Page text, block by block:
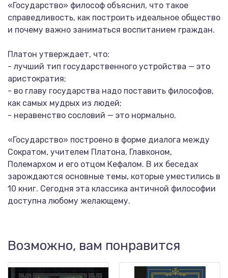
«Государство» философ объяснил, что такое
справедливость, как построить идеальное общество
и почему важно заниматься воспитанием граждан.
Платон утверждает, что:
- лучший тип государственного устройства — это
аристократия;
- во главу государства надо поставить философов,
как самых мудрых из людей;
- неравенство сословий — это нормально.
«Государство» построено в форме диалога между
Сократом, учителем Платона, Главконом,
Полемархом и его отцом Кефалом. В их беседах
зарождаются основные темы, которые уместились в
10 книг. Сегодня эта классика античной философии
доступна любому желающему.
Возможно, вам понравится